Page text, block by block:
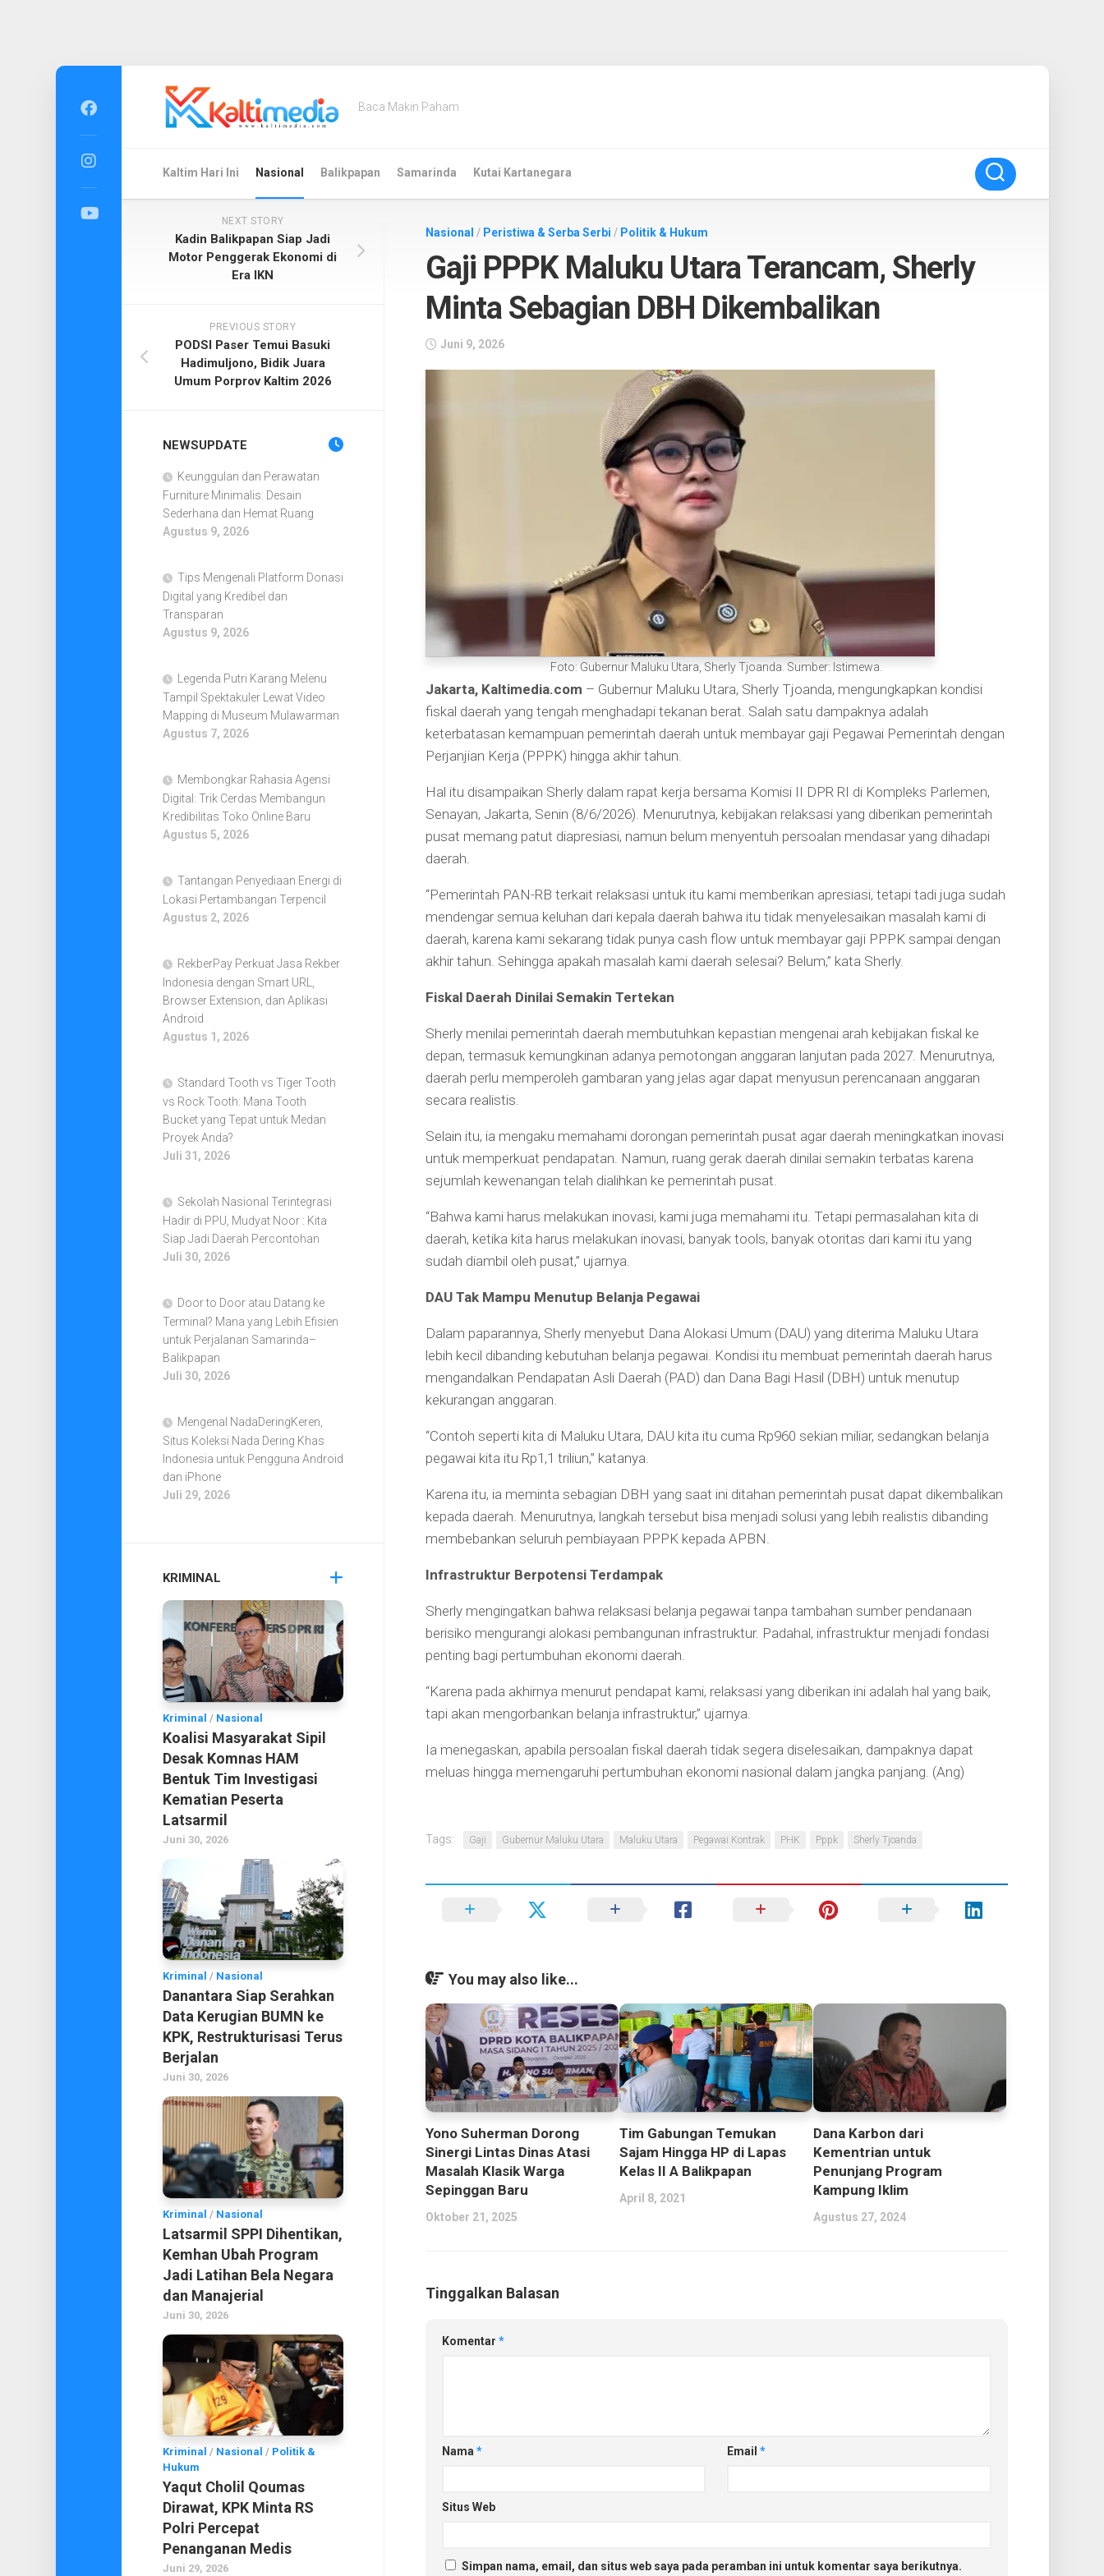
Baca Makin Paham
Kaltim Hari Ini Nasional Balikpapan Samarinda Kutai Kartanegara
Nasional / Peristiwa & Serba Serbi / Politik & Hukum
Gaji PPPK Maluku Utara Terancam, Sherly
Minta Sebagian DBH Dikembalikan
Juni 9, 2026
Foto: Gubernur Maluku Utara, Sherly Tjoanda. Sumber: Istimewa.
Jakarta, Kaltimedia.com – Gubernur Maluku Utara, Sherly Tjoanda, mengungkapkan kondisi
fiskal daerah yang tengah menghadapi tekanan berat. Salah satu dampaknya adalah
keterbatasan kemampuan pemerintah daerah untuk membayar gaji Pegawai Pemerintah dengan
Perjanjian Kerja (PPPK) hingga akhir tahun.
Hal itu disampaikan Sherly dalam rapat kerja bersama Komisi II DPR RI di Kompleks Parlemen,
Senayan, Jakarta, Senin (8/6/2026). Menurutnya, kebijakan relaksasi yang diberikan pemerintah
pusat memang patut diapresiasi, namun belum menyentuh persoalan mendasar yang dihadapi
daerah.
“Pemerintah PAN-RB terkait relaksasi untuk itu kami memberikan apresiasi, tetapi tadi juga sudah
mendengar semua keluhan dari kepala daerah bahwa itu tidak menyelesaikan masalah kami di
daerah, karena kami sekarang tidak punya cash flow untuk membayar gaji PPPK sampai dengan
akhir tahun. Sehingga apakah masalah kami daerah selesai? Belum,” kata Sherly.
Fiskal Daerah Dinilai Semakin Tertekan
Sherly menilai pemerintah daerah membutuhkan kepastian mengenai arah kebijakan fiskal ke
depan, termasuk kemungkinan adanya pemotongan anggaran lanjutan pada 2027. Menurutnya,
daerah perlu memperoleh gambaran yang jelas agar dapat menyusun perencanaan anggaran
secara realistis.
Selain itu, ia mengaku memahami dorongan pemerintah pusat agar daerah meningkatkan inovasi
untuk memperkuat pendapatan. Namun, ruang gerak daerah dinilai semakin terbatas karena
sejumlah kewenangan telah dialihkan ke pemerintah pusat.
“Bahwa kami harus melakukan inovasi, kami juga memahami itu. Tetapi permasalahan kita di
daerah, ketika kita harus melakukan inovasi, banyak tools, banyak otoritas dari kami itu yang
sudah diambil oleh pusat,” ujarnya.
DAU Tak Mampu Menutup Belanja Pegawai
Dalam paparannya, Sherly menyebut Dana Alokasi Umum (DAU) yang diterima Maluku Utara
lebih kecil dibanding kebutuhan belanja pegawai. Kondisi itu membuat pemerintah daerah harus
mengandalkan Pendapatan Asli Daerah (PAD) dan Dana Bagi Hasil (DBH) untuk menutup
kekurangan anggaran.
“Contoh seperti kita di Maluku Utara, DAU kita itu cuma Rp960 sekian miliar, sedangkan belanja
pegawai kita itu Rp1,1 triliun,” katanya.
Karena itu, ia meminta sebagian DBH yang saat ini ditahan pemerintah pusat dapat dikembalikan
kepada daerah. Menurutnya, langkah tersebut bisa menjadi solusi yang lebih realistis dibanding
membebankan seluruh pembiayaan PPPK kepada APBN.
Infrastruktur Berpotensi Terdampak
Sherly mengingatkan bahwa relaksasi belanja pegawai tanpa tambahan sumber pendanaan
berisiko mengurangi alokasi pembangunan infrastruktur. Padahal, infrastruktur menjadi fondasi
penting bagi pertumbuhan ekonomi daerah.
“Karena pada akhirnya menurut pendapat kami, relaksasi yang diberikan ini adalah hal yang baik,
tapi akan mengorbankan belanja infrastruktur,” ujarnya.
Ia menegaskan, apabila persoalan fiskal daerah tidak segera diselesaikan, dampaknya dapat
meluas hingga memengaruhi pertumbuhan ekonomi nasional dalam jangka panjang. (Ang)
Tags: Gaji Gubernur Maluku Utara Maluku Utara Pegawai Kontrak PHK Pppk Sherly Tjoanda
You may also like...
Yono Suherman Dorong
Sinergi Lintas Dinas Atasi
Masalah Klasik Warga
Sepinggan Baru
Oktober 21, 2025
Tim Gabungan Temukan
Sajam Hingga HP di Lapas
Kelas II A Balikpapan
April 8, 2021
Dana Karbon dari
Kementrian untuk
Penunjang Program
Kampung Iklim
Agustus 27, 2024
Tinggalkan Balasan
Komentar *
Nama * Email*
Situs Web
Simpan nama, email, dan situs web saya pada peramban ini untuk komentar saya berikutnya.
NEXT STORY
Kadin Balikpapan Siap Jadi
Motor Penggerak Ekonomi di
Era IKN
PREVIOUS STORY
PODSI Paser Temui Basuki
Hadimuljono, Bidik Juara
Umum Porprov Kaltim 2026
NEWSUPDATE
Keunggulan dan Perawatan
Furniture Minimalis: Desain
Sederhana dan Hemat Ruang
Agustus 9, 2026
Tips Mengenali Platform Donasi
Digital yang Kredibel dan
Transparan
Agustus 9, 2026
Legenda Putri Karang Melenu
Tampil Spektakuler Lewat Video
Mapping di Museum Mulawarman
Agustus 7, 2026
Membongkar Rahasia Agensi
Digital: Trik Cerdas Membangun
Kredibilitas Toko Online Baru
Agustus 5, 2026
Tantangan Penyediaan Energi di
Lokasi Pertambangan Terpencil
Agustus 2, 2026
RekberPay Perkuat Jasa Rekber
Indonesia dengan Smart URL,
Browser Extension, dan Aplikasi
Android
Agustus 1, 2026
Standard Tooth vs Tiger Tooth
vs Rock Tooth: Mana Tooth
Bucket yang Tepat untuk Medan
Proyek Anda?
Juli 31, 2026
Sekolah Nasional Terintegrasi
Hadir di PPU, Mudyat Noor : Kita
Siap Jadi Daerah Percontohan
Juli 30, 2026
Door to Door atau Datang ke
Terminal? Mana yang Lebih Efisien
untuk Perjalanan Samarinda–
Balikpapan
Juli 30, 2026
Mengenal NadaDeringKeren,
Situs Koleksi Nada Dering Khas
Indonesia untuk Pengguna Android
dan iPhone
Juli 29, 2026
KRIMINAL
Kriminal / Nasional
Koalisi Masyarakat Sipil
Desak Komnas HAM
Bentuk Tim Investigasi
Kematian Peserta
Latsarmil
Juni 30, 2026
Kriminal / Nasional
Danantara Siap Serahkan
Data Kerugian BUMN ke
KPK, Restrukturisasi Terus
Berjalan
Juni 30, 2026
Kriminal / Nasional
Latsarmil SPPI Dihentikan,
Kemhan Ubah Program
Jadi Latihan Bela Negara
dan Manajerial
Juni 30, 2026
Kriminal / Nasional / Politik &
Hukum
Yaqut Cholil Qoumas
Dirawat, KPK Minta RS
Polri Percepat
Penanganan Medis
Juni 29, 2026